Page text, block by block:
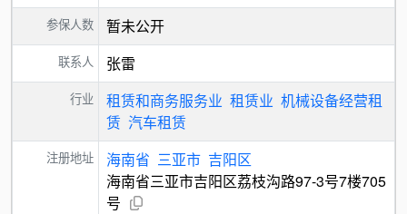
参保人数 暂未公开
联系人 张雷
行业 租赁和商务服务业 租赁业 机械设备经营租
赁 汽车租赁
注册地址 海南省 三亚市 吉阳区
海南省三亚市吉阳区荔枝沟路97-3号7楼705
号